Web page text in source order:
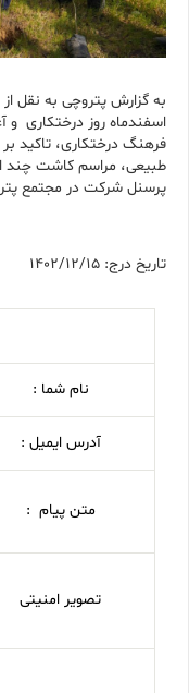
اسفندماه روز درختکاری و
فرهنگ درختکاری، تاکید
طبیعی، مراسم کاشت چند
پرسنل شرکت در مجتمع
تاریخ درج: 1402/12/15
نام شما :
آدرس ایمیل :
متن پیام :
تصویر امنیتی